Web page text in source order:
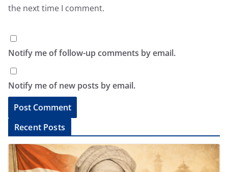
the next time I comment.
Notify me of follow-up comments by email.
Notify me of new posts by email.
l
Recent Posts